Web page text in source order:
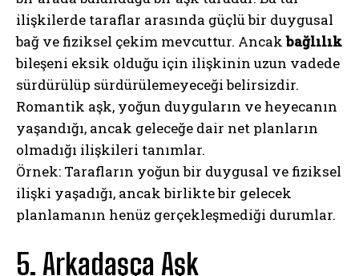
ilişkilerde taraflar arasında güçlü bir duygusal
bağ ve fiziksel çekim mevcuttur. Ancakbağlılık
bileşeni eksik olduğu için ilişkinin uzun vadede
sürdürülüp sürdürülemeyeceği belirsizdir.
Romantik aşk, yoğun duyguların ve heyecanın
yaşandığı, ancak geleceğe dair net planların
olmadığı ilişkileri tanımlar.
Örnek: Tarafların yoğun bir duygusal ve fiziksel
ilişki yaşadığı, ancak birlikte bir gelecek
planlamanın henüz gerçekleşmediği durumlar.
5. Arkadaşça Aşk